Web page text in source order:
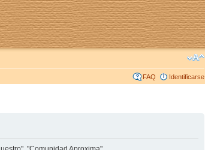
FAQ Identificarse